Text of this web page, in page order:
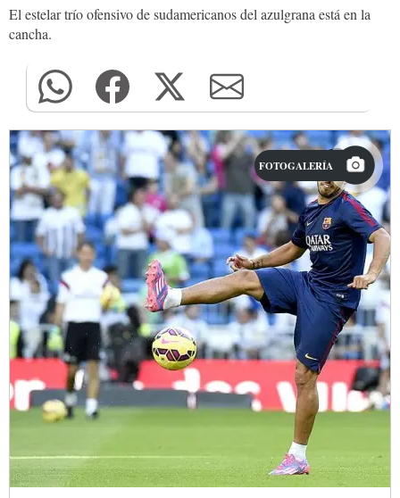
El estelar trío ofensivo de sudamericanos del azulgrana está en la
cancha.
FOTOGALERÍA